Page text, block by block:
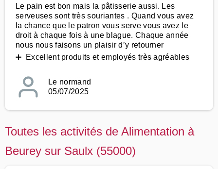
Le pain est bon mais la pâtisserie aussi. Les
serveuses sont très souriantes . Quand vous avez
la chance que le patron vous serve vous avez le
droit à chaque fois à une blague. Chaque année
nous nous faisons un plaisir d’y retourner
➕ Excellent produits et employés très agréables
Le normand
05/07/2025
Toutes les activités de Alimentation à
Beurey sur Saulx (55000)